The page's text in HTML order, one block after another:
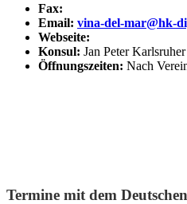
Fax:
Email: vina-del-mar@hk-
Webseite:
Konsul: Jan Peter Karlsruher
Öffnungszeiten: Nach
Termine mit dem